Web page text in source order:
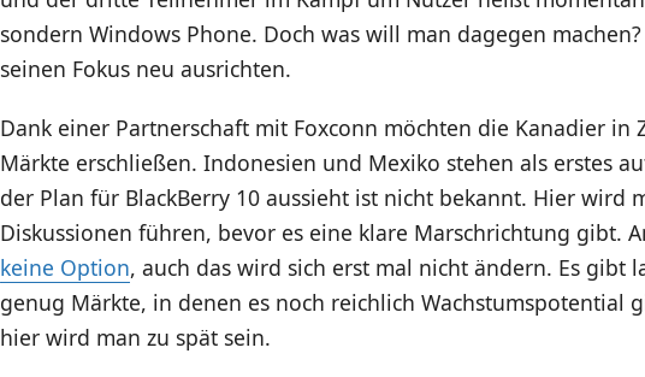
sondern Windows Phone. Doch was will man dagegen
seinen Fokus neu ausrichten.
Dank einer Partnerschaft mit Foxconn möchten die Kanadier in
Märkte erschließen. Indonesien und Mexiko stehen als erstes
der Plan für BlackBerry 10 aussieht ist nicht bekannt. Hier wird
Diskussionen führen, bevor es eine klare Marschrichtung gibt.
keine Option, auch das wird sich erst mal nicht ändern. Es gibt
genug Märkte, in denen es noch reichlich Wachstumspotential
hier wird man zu spät sein.